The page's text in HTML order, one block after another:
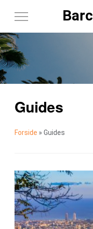
Toggle
Guides
Forside » Guides